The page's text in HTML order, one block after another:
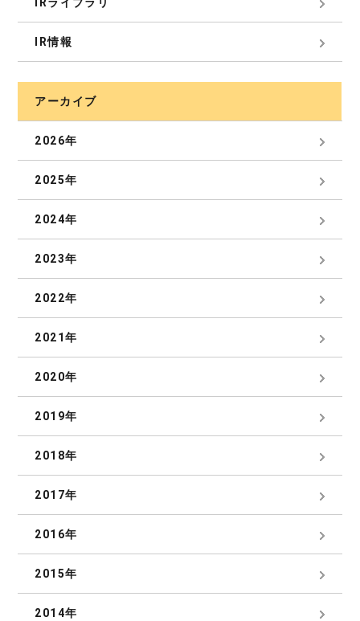
IR情報
アーカイブ
2026年
2025年
2024年
2023年
2022年
2021年
2020年
2019年
2018年
2017年
2016年
2015年
2014年